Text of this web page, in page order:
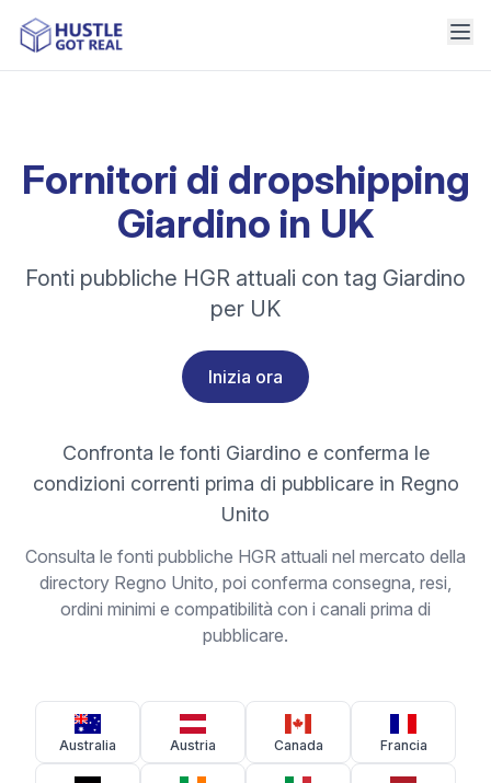
Fornitori di dropshipping
Giardino in UK
Fonti pubbliche HGR attuali con tag Giardino
per UK
Inizia ora
Confronta le fonti Giardino e conferma le
condizioni correnti prima di pubblicare in Regno
Unito
Consulta le fonti pubbliche HGR attuali nel mercato della
directory Regno Unito, poi conferma consegna, resi,
ordini minimi e compatibilità con i canali prima di
pubblicare.
Australia Austria Canada Francia